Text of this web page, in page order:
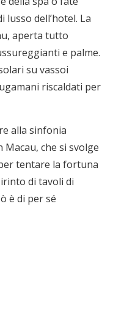
dell’hotel. La
aperta tutto
e palme.
su vassoi
riscaldati per
alla sinfonia
che si svolge
tentare la fortuna
di tavoli di
è di per sé